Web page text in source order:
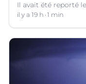
Il avait été reporté
il y a 19 h 1 min